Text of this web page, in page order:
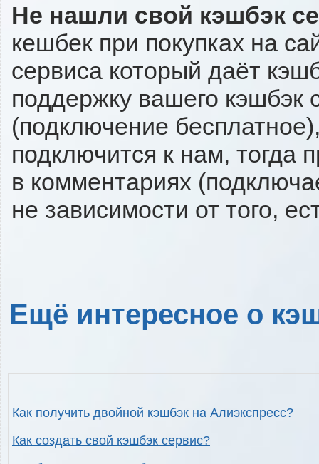
Не нашли свой кэшбэк
кешбек при покупках на
сервиса который даёт
поддержку вашего кэшбэк
(подключение
подключится к нам, тогда
в комментариях
не зависимости от того,
Ещё интересное о
Как получить двойной кэшбэк на Алиэкспресс?
Как создать свой кэшбэк сервис?